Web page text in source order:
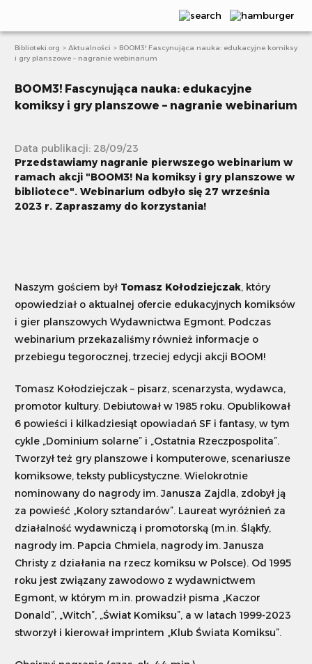
Aktualności
Publikacje
Webinaria
Artykuły
E-learning
Szukaj
Dostosuj
Biblioteki.org > Aktualności > BOOM3! Fascynująca nauka: edukacyjne komiksy
i gry planszowe – nagranie webinarium
BOOM3! Fascynująca nauka: edukacyjne
komiksy i gry planszowe – nagranie webinarium
Data publikacji: 28/09/23
Przedstawiamy nagranie pierwszego webinarium w
ramach akcji "BOOM3! Na komiksy i gry planszowe w
bibliotece". Webinarium odbyło się 27 września
2023 r. Zapraszamy do korzystania!
Naszym gościem był Tomasz Kołodziejczak, który
opowiedział o aktualnej ofercie edukacyjnych komiksów
i gier planszowych Wydawnictwa Egmont. Podczas
webinarium przekazaliśmy również informacje o
przebiegu tegorocznej, trzeciej edycji akcji BOOM!
Tomasz Kołodziejczak – pisarz, scenarzysta, wydawca,
promotor kultury. Debiutował w 1985 roku. Opublikował
6 powieści i kilkadziesiąt opowiadań SF i fantasy, w tym
cykle „Dominium solarne” i „Ostatnia Rzeczpospolita”.
Tworzył też gry planszowe i komputerowe, scenariusze
komiksowe, teksty publicystyczne. Wielokrotnie
nominowany do nagrody im. Janusza Zajdla, zdobył ją
za powieść „Kolory sztandarów”. Laureat wyróżnień za
działalność wydawniczą i promotorską (m.in. Śląkfy,
nagrody im. Papcia Chmiela, nagrody im. Janusza
Christy z działania na rzecz komiksu w Polsce). Od 1995
roku jest związany zawodowo z wydawnictwem
Egmont, w którym m.in. prowadził pisma „Kaczor
Donald”, „Witch”, „Świat Komiksu”, a w latach 1999-2023
stworzył i kierował imprintem „Klub Świata Komiksu”.